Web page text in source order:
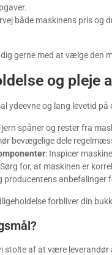
både maskinens pris og
gerne med at vælge den
og pleje
ydeevne og lang levetid
spåner og rester fra
bevægelige dele
: Inspicer
Sørg for, at maskinen er
producentens
forbliver din
stolte af at være